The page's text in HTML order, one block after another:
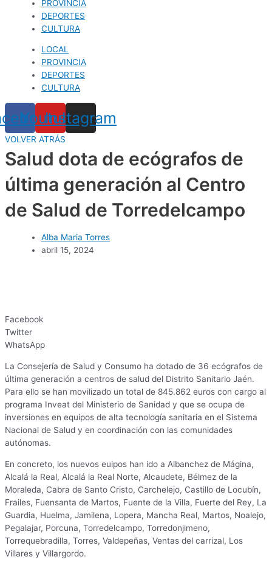
PROVINCIA
DEPORTES
CULTURA
LOCAL
PROVINCIA
DEPORTES
CULTURA
Youtube
Instagram
VOLVER ATRÁS
Salud dota de ecógrafos de
última generación al Centro
de Salud de Torredelcampo
Alba Maria Torres
abril 15, 2024
Facebook
Twitter
WhatsApp
La Consejería de Salud y Consumo ha dotado de 36 ecógrafos de
última generación a centros de salud del Distrito Sanitario Jaén.
Para ello se han movilizado un total de 845.862 euros con cargo al
programa Inveat del Ministerio de Sanidad y que se ocupa de
inversiones en equipos de alta tecnología sanitaria en el Sistema
Nacional de Salud y en coordinación con las comunidades
autónomas.
En concreto, los nuevos euipos han ido a Albanchez de Mágina,
Alcalá la Real, Alcalá la Real Norte, Alcaudete, Bélmez de la
Moraleda, Cabra de Santo Cristo, Carchelejo, Castillo de Locubín,
Frailes, Fuensanta de Martos, Fuente de la Villa, Fuerte del Rey, La
Guardia, Huelma, Jamilena, Lopera, Mancha Real, Martos, Noalejo,
Pegalajar, Porcuna, Torredelcampo, Torredonjimeno,
Torrequebradilla, Torres, Valdepeñas, Ventas del carrizal, Los
Villares y Villargordo.